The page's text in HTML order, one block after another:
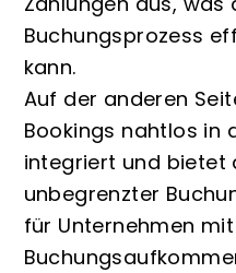
Buchungsprozess
kann.
Auf der anderen
Bookings nahtlos in
integriert und bietet
unbegrenzter
für Unternehmen